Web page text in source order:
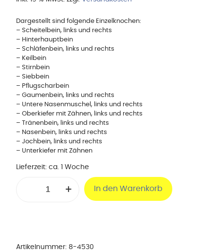
Dargestellt sind folgende Einzelknochen:
– Scheitelbein, links und rechts
– Hinterhauptbein
– Schläfenbein, links und rechts
– Keilbein
– Stirnbein
– Siebbein
– Pflugscharbein
– Gaumenbein, links und rechts
– Untere Nasenmuschel, links und rechts
– Oberkiefer mit Zähnen, links und rechts
– Tränenbein, links und rechts
– Nasenbein, links und rechts
– Jochbein, links und rechts
– Unterkiefer mit Zähnen
Lieferzeit: ca. 1 Woche
Schädelmodell
In den Warenkorb
Artikelnummer: 8-4530